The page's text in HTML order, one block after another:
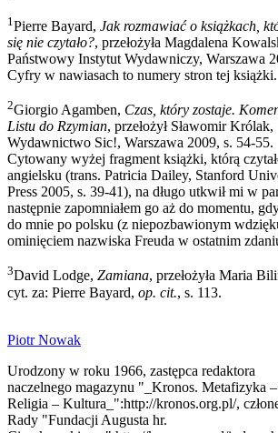
1 Pierre Bayard, Jak rozmawiać o książkach,
się nie czytało?, przełożyła Magdalena
Państwowy Instytut Wydawniczy, Warszawa
Cyfry w nawiasach to numery stron tej książki.
2Giorgio Agamben, Czas, który zostaje.
Listu do Rzymian, przełożył Sławomir Królak,
Wydawnictwo Sic!, Warszawa 2009, s. 54-55.
Cytowany wyżej fragment książki, którą
angielsku (trans. Patricia Dailey, Stanford
Press 2005, s. 39-41), na długo utkwił mi w
następnie zapomniałem go aż do momentu,
do mnie po polsku (z niepozbawionym
ominięciem nazwiska Freuda w ostatnim
3David Lodge, Zamiana, przełożyła Maria
cyt. za: Pierre Bayard, op. cit., s. 113.
Piotr Nowak
Urodzony w roku 1966, zastępca redaktora
naczelnego magazynu "_Kronos. Metafizyka –
Religia – Kultura_":http://kronos.org.pl/,
Rady "Fundacji Augusta hr.